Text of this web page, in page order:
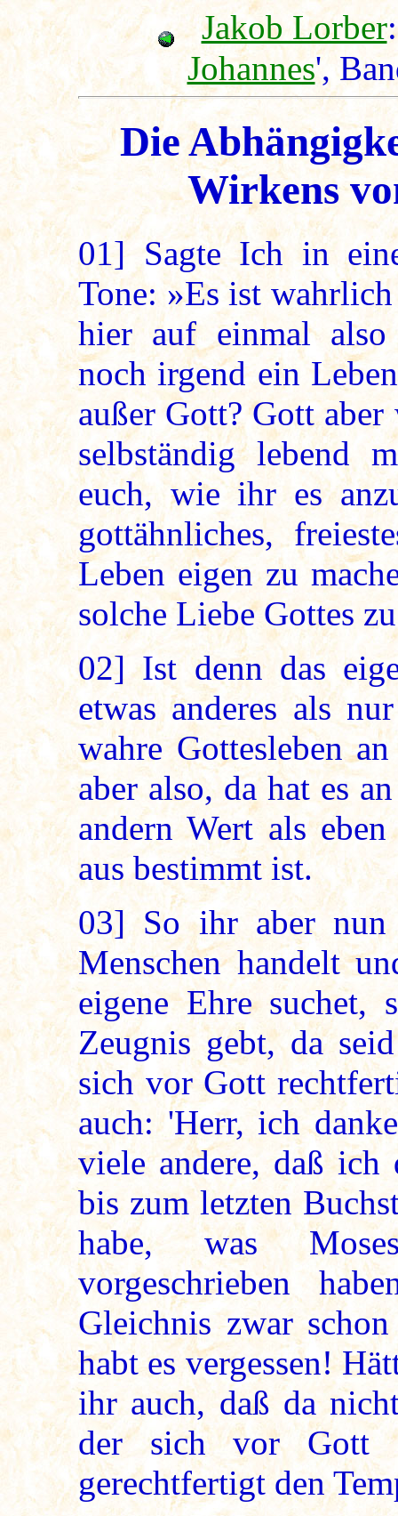
Jakob Lorber
Johannes',
Die
Wirkens
01] Sagte Ich in
Tone: »Es ist
hier auf einmal
noch irgend ein
außer Gott? Gott
selbständig lebend
euch, wie ihr es
gottähnliches,
Leben eigen zu
solche Liebe Gottes
02] Ist denn das
etwas anderes als
wahre Gottesleben
aber also, da hat es
andern Wert als
aus bestimmt ist.
03] So ihr aber nun
Menschen handelt
eigene Ehre suchet,
Zeugnis gebt, da
sich vor Gott
auch: 'Herr, ich
viele andere, daß ich
bis zum letzten
habe, was
vorgeschrieben
Gleichnis zwar
habt es vergessen!
ihr auch, daß da
der sich vor Gott
gerechtfertigt den